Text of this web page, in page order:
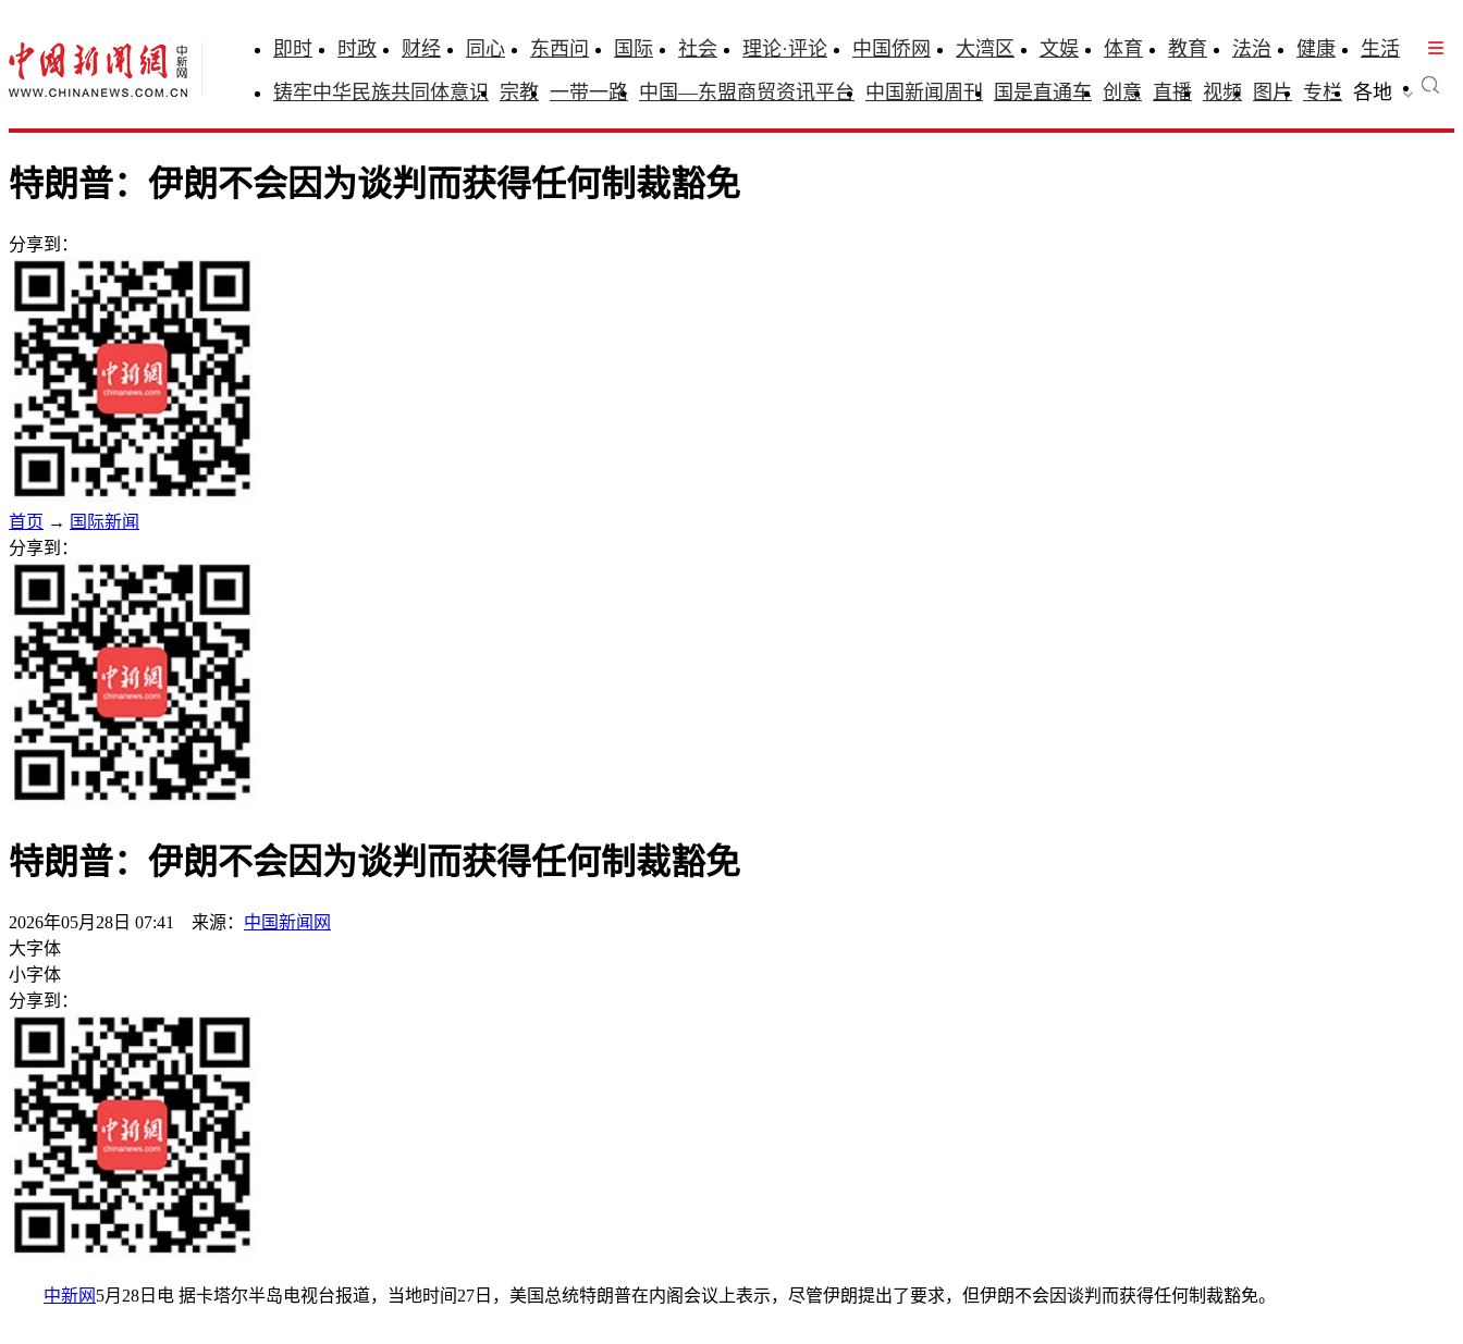
即时 时政 财经 同心 东西问 国际 社会 理论·评论 中国侨网 大湾区 文娱 体育 教育 法治 健康
生活
铸牢中华民族共同体意识 宗教 一带一路 中国—东盟商贸资讯平台 中国新闻周刊 国是直通车 创意 直播 视频 图片 专栏 各地
特朗普：伊朗不会因为谈判而获得任何制裁豁免
分享到：
首页 → 国际新闻
分享到：
特朗普：伊朗不会因为谈判而获得任何制裁豁免
2026年05月28日 07:41 来源： 中国新闻网
大字体
小字体
分享到：
中新网 5月28日电 据卡塔尔半岛电视台报道，当地时间27日，美国总统特朗普在内阁会议上表示，尽管伊朗提出了要求，但伊朗不会因谈判而获得任何制裁豁免。